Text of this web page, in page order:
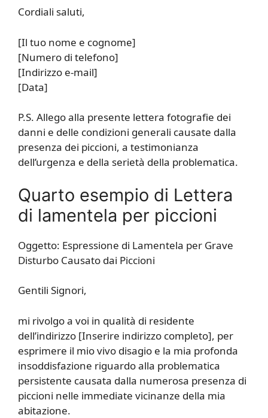
Cordiali saluti,
[Il tuo nome e cognome]
[Numero di telefono]
[Indirizzo e-mail]
[Data]
P.S. Allego alla presente lettera fotografie dei
danni e delle condizioni generali causate dalla
presenza dei piccioni, a testimonianza
dell’urgenza e della serietà della problematica.
Quarto esempio di Lettera
di lamentela per piccioni
Oggetto: Espressione di Lamentela per Grave
Disturbo Causato dai Piccioni
Gentili Signori,
mi rivolgo a voi in qualità di residente
dell’indirizzo [Inserire indirizzo completo], per
esprimere il mio vivo disagio e la mia profonda
insoddisfazione riguardo alla problematica
persistente causata dalla numerosa presenza di
piccioni nelle immediate vicinanze della mia
abitazione.